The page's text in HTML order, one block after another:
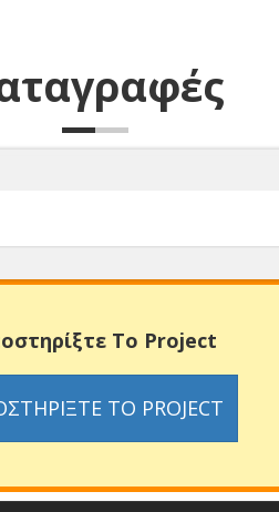
Το Project
ΤΟ PROJECT